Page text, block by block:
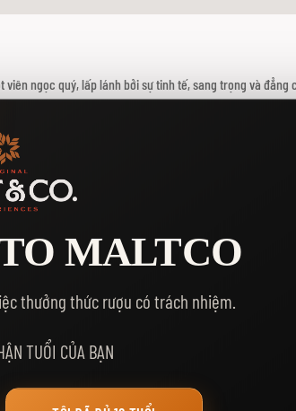
ngọc quý, lấp lánh bởi sự tinh tế, sang trọng và đẳng
quan trọng:
và oxy hóa.
MALTCO
thưởng thức rượu có trách nhiệm.
TUỔI CỦA BẠN